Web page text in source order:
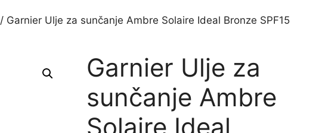
/ Garnier Ulje za sunčanje Ambre Solaire Ideal Bronze SPF15
Garnier Ulje za
sunčanje Ambre
Solaire Ideal